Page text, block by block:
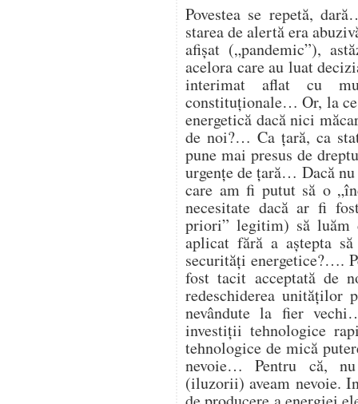
Povestea se repetă,
starea de alertă era
afișat („pandemic”),
acelora care au luat
interimat aflat cu
constituționale… Or, la
energetică dacă nici
de noi?… Ca țară, ca
pune mai presus de
urgențe de țară… Dacă
care am fi putut să o
necesitate dacă ar fi
priori” legitim) să luăm
aplicat fără a aștepta
securități energetice?….
fost tacit acceptată de
redeschiderea unităților
nevândute la fier
investiții tehnologice
tehnologice de mică
nevoie… Pentru că,
(iluzorii) aveam nevoie.